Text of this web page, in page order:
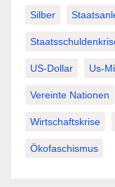
Silber
US-Dollar Us-
Vereinte Nationen
Wirtschaftskrise
Ökofaschismus